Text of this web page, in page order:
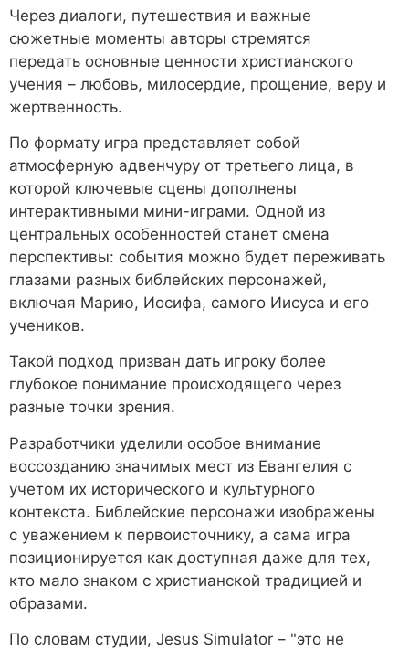
Через диалоги, путешествия и важные
сюжетные моменты авторы стремятся
передать основные ценности христианского
учения – любовь, милосердие, прощение, веру и
жертвенность.
По формату игра представляет собой
атмосферную адвенчуру от третьего лица, в
которой ключевые сцены дополнены
интерактивными мини-играми. Одной из
центральных особенностей станет смена
перспективы: события можно будет переживать
глазами разных библейских персонажей,
включая Марию, Иосифа, самого Иисуса и его
учеников.
Такой подход призван дать игроку более
глубокое понимание происходящего через
разные точки зрения.
Разработчики уделили особое внимание
воссозданию значимых мест из Евангелия с
учетом их исторического и культурного
контекста. Библейские персонажи изображены
с уважением к первоисточнику, а сама игра
позиционируется как доступная даже для тех,
кто мало знаком с христианской традицией и
образами.
По словам студии, Jesus Simulator – "это не